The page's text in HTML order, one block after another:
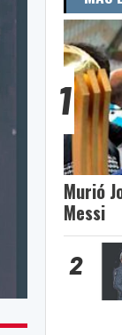
1
Murió
Messi
2